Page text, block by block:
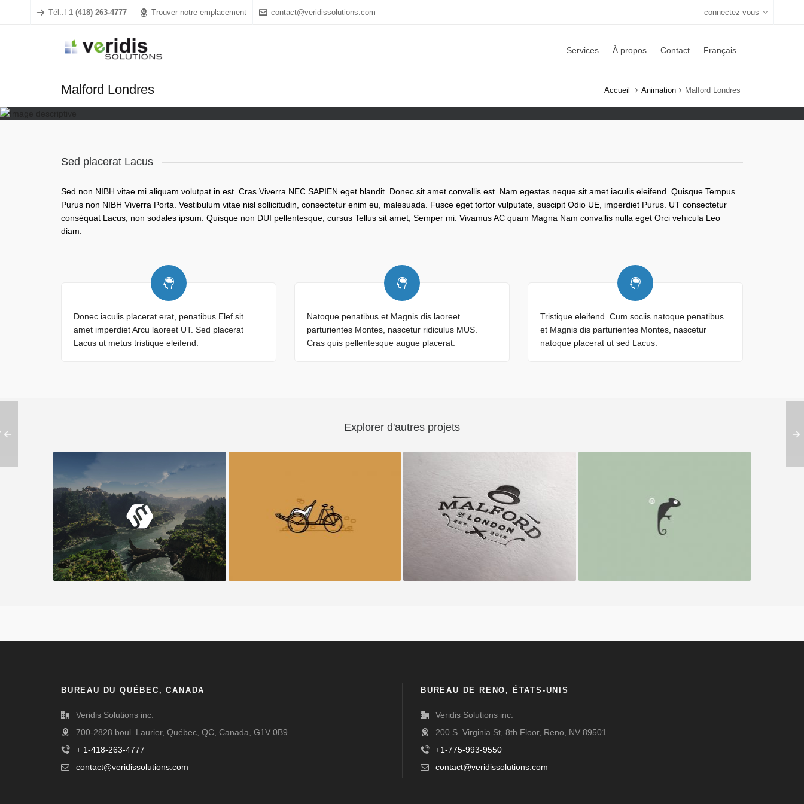
Tél.:! 1 (418) 263-4777 Trouver notre emplacement contact@veridissolutions.com connectez-vous
Services À propos Contact Français
Malford Londres Accueil Animation Malford Londres
Sed placerat Lacus
Sed non NIBH vitae mi aliquam volutpat in est. Cras Viverra NEC SAPIEN eget blandit. Donec sit amet convallis est. Nam egestas neque sit amet iaculis eleifend. Quisque Tempus
Purus non NIBH Viverra Porta. Vestibulum vitae nisl sollicitudin, consectetur enim eu, malesuada. Fusce eget tortor vulputate, suscipit Odio UE, imperdiet Purus. UT consectetur
conséquat Lacus, non sodales ipsum. Quisque non DUI pellentesque, cursus Tellus sit amet, Semper mi. Vivamus AC quam Magna Nam convallis nulla eget Orci vehicula Leo
diam.
Donec iaculis placerat erat, penatibus Elef sit
amet imperdiet Arcu laoreet UT. Sed placerat
Lacus ut metus tristique eleifend.
Natoque penatibus et Magnis dis laoreet
parturientes Montes, nascetur ridiculus MUS.
Cras quis pellentesque augue placerat.
Tristique eleifend. Cum sociis natoque penatibus
et Magnis dis parturientes Montes, nascetur
natoque placerat ut sed Lacus.
Explorer d'autres projets
Conception de parapluie Vélo rétro Malford Londres Frenzo
BUREAU DU QUÉBEC, CANADA
Veridis Solutions inc.
700-2828 boul. Laurier, Québec, QC, Canada, G1V 0B9
+ 1-418-263-4777
contact@veridissolutions.com
BUREAU DE RENO, ÉTATS-UNIS
Veridis Solutions inc.
200 S. Virginia St, 8th Floor, Reno, NV 89501
+1-775-993-9550
contact@veridissolutions.com